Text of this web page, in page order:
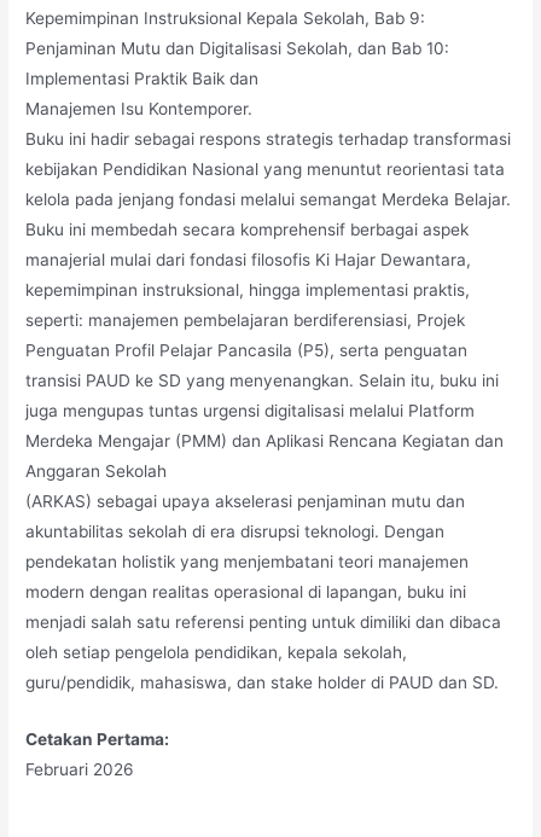
Kepemimpinan Instruksional Kepala Sekolah, Bab 9:
Penjaminan Mutu dan Digitalisasi Sekolah, dan Bab 10:
Implementasi Praktik Baik dan
Manajemen Isu Kontemporer.
Buku ini hadir sebagai respons strategis terhadap transformasi
kebijakan Pendidikan Nasional yang menuntut reorientasi tata
kelola pada jenjang fondasi melalui semangat Merdeka Belajar.
Buku ini membedah secara komprehensif berbagai aspek
manajerial mulai dari fondasi filosofis Ki Hajar Dewantara,
kepemimpinan instruksional, hingga implementasi praktis,
seperti: manajemen pembelajaran berdiferensiasi, Projek
Penguatan Profil Pelajar Pancasila (P5), serta penguatan
transisi PAUD ke SD yang menyenangkan. Selain itu, buku ini
juga mengupas tuntas urgensi digitalisasi melalui Platform
Merdeka Mengajar (PMM) dan Aplikasi Rencana Kegiatan dan
Anggaran Sekolah
(ARKAS) sebagai upaya akselerasi penjaminan mutu dan
akuntabilitas sekolah di era disrupsi teknologi. Dengan
pendekatan holistik yang menjembatani teori manajemen
modern dengan realitas operasional di lapangan, buku ini
menjadi salah satu referensi penting untuk dimiliki dan dibaca
oleh setiap pengelola pendidikan, kepala sekolah,
guru/pendidik, mahasiswa, dan stake holder di PAUD dan SD.
Cetakan Pertama:
Februari 2026